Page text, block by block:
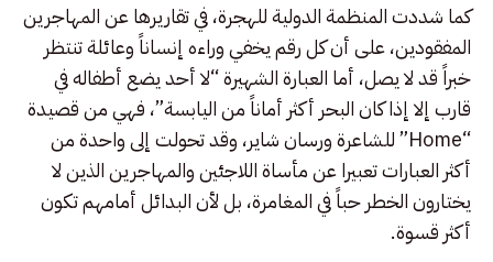
كما شددت المنظمة الدولية للهجرة، في تقاريرها عن المهاجرين
المفقودين، على أن كل رقم يخفي وراءه إنساناً وعائلة تنتظر
خبراً قد لا يصل، أما العبارة الشهيرة “لا أحد يضع أطفاله في
قارب إلا إذا كان البحر أكثر أماناً من اليابسة”، فهي من قصيدة
“Home” للشاعرة ورسان شاير، وقد تحولت إلى واحدة من
أكثر العبارات تعبيرا عن مأساة اللاجئين والمهاجرين الذين لا
يختارون الخطر حباً في المغامرة، بل لأن البدائل أمامهم تكون
أكثر قسوة.